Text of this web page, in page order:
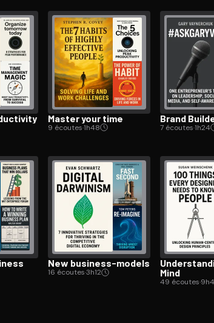
Master your time
9 écoutes·1h48
Brand
7 écoutes·1h24
New business-models
16 écoutes·3h12
Mind
49 écoutes·